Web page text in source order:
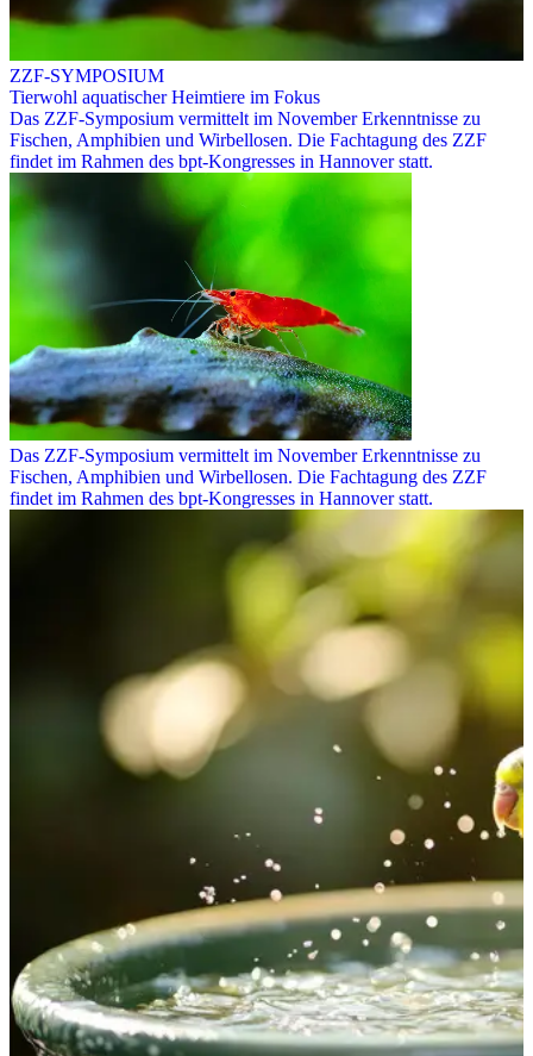
ZZF-SYMPOSIUM
Tierwohl aquatischer Heimtiere im Fokus
Das ZZF-Symposium vermittelt im November Erkenntnisse zu
Fischen, Amphibien und Wirbellosen. Die Fachtagung des ZZF
findet im Rahmen des bpt-Kongresses in Hannover statt.
Das ZZF-Symposium vermittelt im November Erkenntnisse zu
Fischen, Amphibien und Wirbellosen. Die Fachtagung des ZZF
findet im Rahmen des bpt-Kongresses in Hannover statt.